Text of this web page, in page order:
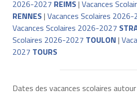
2026-2027 REIMS| Vacances
RENNES| Vacances Scolaires
Vacances Scolaires 2026-2027
Scolaires 2026-2027 TOULON |
2027 TOURS
Dates des vacances scolaires